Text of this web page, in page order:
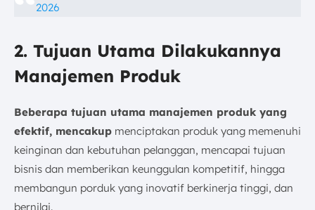
2026
2. Tujuan Utama Dilakukannya
Manajemen Produk
Beberapa tujuan utama manajemen produk yang
efektif, mencakup menciptakan produk yang memenuhi
keinginan dan kebutuhan pelanggan, mencapai tujuan
bisnis dan memberikan keunggulan kompetitif, hingga
membangun porduk yang inovatif berkinerja tinggi, dan
bernilai.